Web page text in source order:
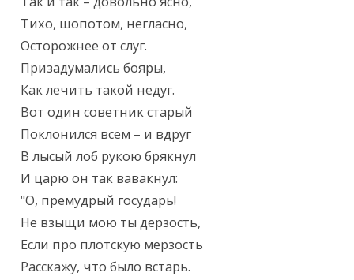
Тихо, шопотом, негласно,
Осторожнее от слуг.
Призадумались бояры,
Как лечить такой недуг.
Вот один советник старый
Поклонился всем – и вдруг
В лысый лоб рукою брякнул
И царю он так вавакнул:
"О, премудрый государь!
Не взыщи мою ты дерзость,
Если про плотскую мерзость
Расскажу, что было встарь.